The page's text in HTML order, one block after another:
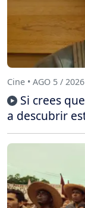
Cine • AGO 5 / 2026
Si crees
a descubrir